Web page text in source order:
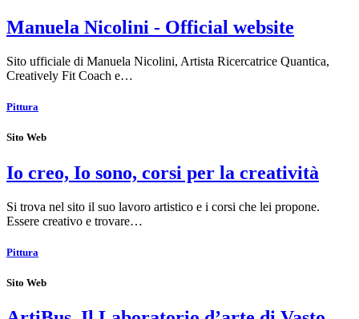
Manuela Nicolini - Official website
Sito ufficiale di Manuela Nicolini, Artista Ricercatrice Quantica,
Creatively Fit Coach e…
Pittura
Sito Web
Io creo, Io sono, corsi per la creatività
Si trova nel sito il suo lavoro artistico e i corsi che lei propone.
Essere creativo e trovare…
Pittura
Sito Web